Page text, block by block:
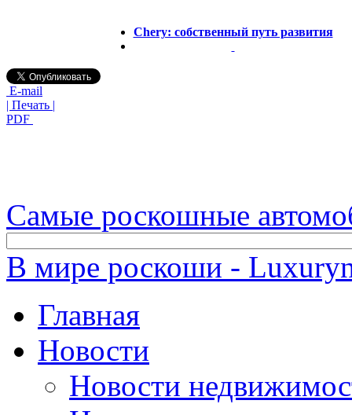
Chery: собственный путь развития
E-mail
| Печать |
PDF
Самые роскошные
В мире роскоши -
Главная
Новости
Новости